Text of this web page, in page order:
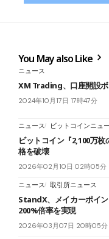
You May also Like
ニュース
XM Trading、口座開設ボ
2024年10月17日 17時47分
ニュース ビットコインニュ
ビットコイン『2,100万枚
格を破壊
2026年02月10日 02時05分
ニュース 取引所ニュース
StandX、メイカーポイ
200%倍率を実現
2026年03月07日 20時05分